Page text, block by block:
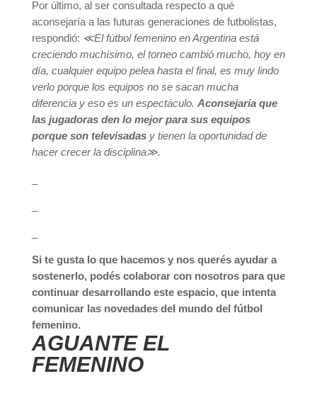
Por último, al ser consultada respecto a qué
aconsejaría a las futuras generaciones de futbolistas,
respondió: ≪El fútbol femenino en Argentina está
creciendo muchísimo, el torneo cambió mucho, hoy en
día, cualquier equipo pelea hasta el final, es muy lindo
verlo porque los equipos no se sacan mucha
diferencia y eso es un espectáculo. Aconsejaría que
las jugadoras den lo mejor para sus equipos
porque son televisadasy tienen la oportunidad de
hacer crecer la disciplina≫.
Si te gusta lo que hacemos y nos querés ayudar a
sostenerlo, podés colaborar con nosotros para que
continuar desarrollando este espacio, que intenta
comunicar las novedades del mundo del fútbol
femenino.
AGUANTE EL
FEMENINO